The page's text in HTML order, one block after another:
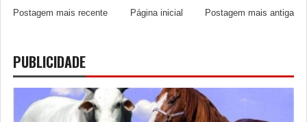
Postagem mais recente Postagem mais antiga
Página inicial
PUBLICIDADE